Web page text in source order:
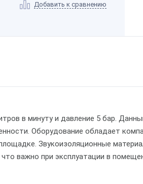
Добавить к сравнению
в минуту и давление 5 бар.
Оборудование обладает
Звукоизоляционные
важно при эксплуатации в